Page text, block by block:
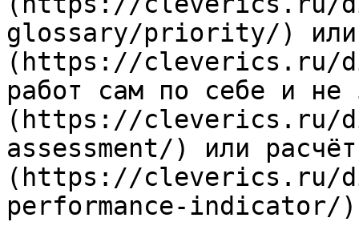
glossary/priority/) или
(https://cleverics.ru/
работ сам по себе и не
(https://cleverics.ru/
assessment/) или
(https://cleverics.ru/
performance-indicator/